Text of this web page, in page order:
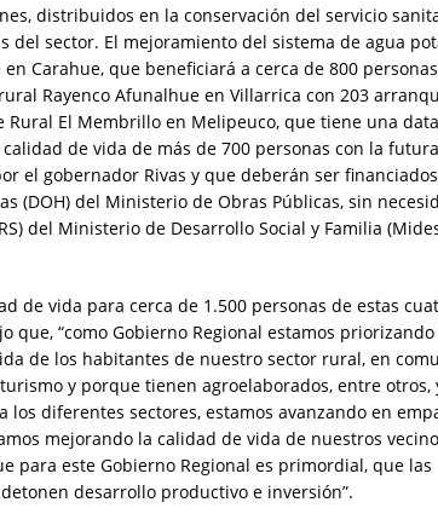
distribuidos en la conservación del servicio
del sector. El mejoramiento del sistema de agua
Carahue, que beneficiará a cerca de 800
Rayenco Afunalhue en Villarrica con 203
Rural El Membrillo en Melipeuco, que tiene una
de vida de más de 700 personas con la futura
el gobernador Rivas y que deberán ser
(DOH) del Ministerio de Obras Públicas, sin
del Ministerio de Desarrollo Social y Familia
de vida para cerca de 1.500 personas de estas
que, “como Gobierno Regional estamos priorizando
de los habitantes de nuestro sector rural, en
y porque tienen agroelaborados, entre otros,
diferentes sectores, estamos avanzando en
mejorando la calidad de vida de nuestros
para este Gobierno Regional es primordial, que las
desarrollo productivo e inversión”.